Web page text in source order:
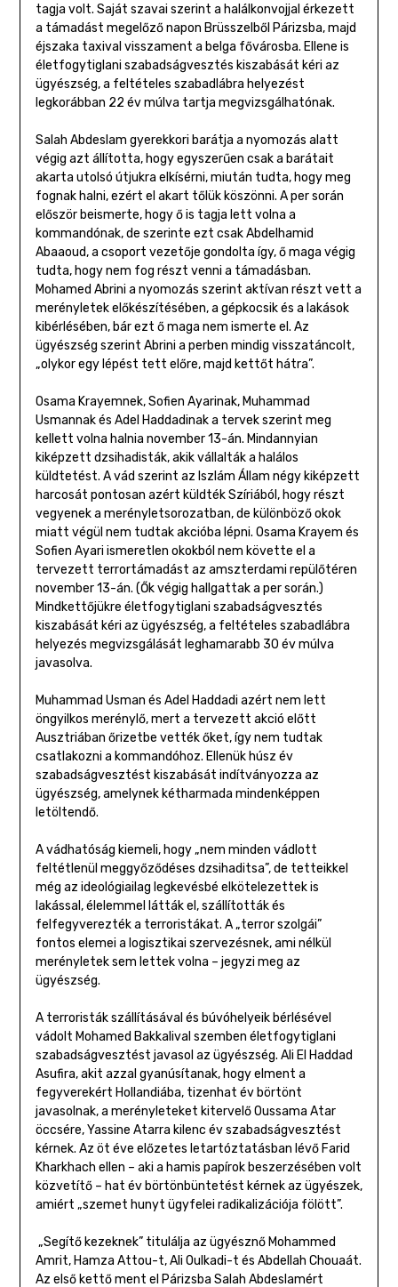
tagja volt. Saját szavai szerint a halálkonvojjal érkezett
a támadást megelőző napon Brüsszelből Párizsba, majd
éjszaka taxival visszament a belga fővárosba. Ellene is
életfogytiglani szabadságvesztés kiszabását kéri az
ügyészség, a feltételes szabadlábra helyezést
legkorábban 22 év múlva tartja megvizsgálhatónak.
Salah Abdeslam gyerekkori barátja a nyomozás alatt
végig azt állította, hogy egyszerűen csak a barátait
akarta utolsó útjukra elkísérni, miután tudta, hogy meg
fognak halni, ezért el akart tőlük köszönni. A per során
először beismerte, hogy ő is tagja lett volna a
kommandónak, de szerinte ezt csak Abdelhamid
Abaaoud, a csoport vezetője gondolta így, ő maga végig
tudta, hogy nem fog részt venni a támadásban.
Mohamed Abrini a nyomozás szerint aktívan részt vett a
merényletek előkészítésében, a gépkocsik és a lakások
kibérlésében, bár ezt ő maga nem ismerte el. Az
ügyészség szerint Abrini a perben mindig visszatáncolt,
„olykor egy lépést tett előre, majd kettőt hátra”.
Osama Krayemnek, Sofien Ayarinak, Muhammad
Usmannak és Adel Haddadinak a tervek szerint meg
kellett volna halnia november 13-án. Mindannyian
kiképzett dzsihadisták, akik vállalták a halálos
küldtetést. A vád szerint az Iszlám Állam négy kiképzett
harcosát pontosan azért küldték Szíriából, hogy részt
vegyenek a merényletsorozatban, de különböző okok
miatt végül nem tudtak akcióba lépni. Osama Krayem és
Sofien Ayari ismeretlen okokból nem követte el a
tervezett terrortámadást az amszterdami repülőtéren
november 13-án. (Ők végig hallgattak a per során.)
Mindkettőjükre életfogytiglani szabadságvesztés
kiszabását kéri az ügyészség, a feltételes szabadlábra
helyezés megvizsgálását leghamarabb 30 év múlva
javasolva.
Muhammad Usman és Adel Haddadi azért nem lett
öngyilkos merénylő, mert a tervezett akció előtt
Ausztriában őrizetbe vették őket, így nem tudtak
csatlakozni a kommandóhoz. Ellenük húsz év
szabadságvesztést kiszabását indítványozza az
ügyészség, amelynek kétharmada mindenképpen
letöltendő.
A vádhatóság kiemeli, hogy „nem minden vádlott
feltétlenül meggyőződéses dzsihaditsa”, de tetteikkel
még az ideológiailag legkevésbé elkötelezettek is
lakással, élelemmel látták el, szállították és
felfegyverezték a terroristákat. A „terror szolgái”
fontos elemei a logisztikai szervezésnek, ami nélkül
merényletek sem lettek volna – jegyzi meg az
ügyészség.
A terroristák szállításával és búvóhelyeik bérlésével
vádolt Mohamed Bakkalival szemben életfogytiglani
szabadságvesztést javasol az ügyészség. Ali El Haddad
Asufira, akit azzal gyanúsítanak, hogy elment a
fegyverekért Hollandiába, tizenhat év börtönt
javasolnak, a merényleteket kitervelő Oussama Atar
öccsére, Yassine Atarra kilenc év szabadságvesztést
kérnek. Az öt éve előzetes letartóztatásban lévő Farid
Kharkhach ellen – aki a hamis papírok beszerzésében volt
közvetítő – hat év börtönbüntetést kérnek az ügyészek,
amiért „szemet hunyt ügyfelei radikalizációja fölött”.
„Segítő kezeknek” titulálja az ügyésznő Mohammed
Amrit, Hamza Attou-t, Ali Oulkadi-t és Abdellah Chouaát.
Az első kettő ment el Párizsba Salah Abdeslamért